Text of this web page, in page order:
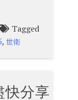
Tagged
,世衛
快分享